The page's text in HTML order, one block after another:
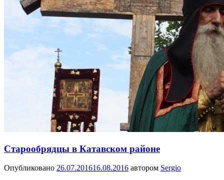
Старообрядцы в Катавском районе
Опубликовано 26.07.201616.08.2016 автором Sergio